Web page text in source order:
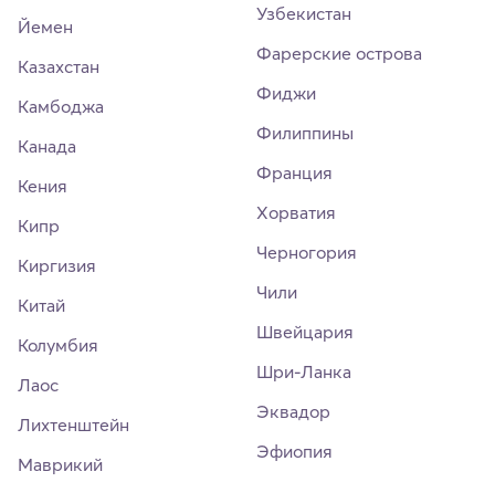
Йемен
Казахстан
Камбоджа
Канада
Кения
Кипр
Киргизия
Китай
Колумбия
Лаос
Лихтенштейн
Маврикий
Узбекистан
Фарерские острова
Фиджи
Филиппины
Франция
Хорватия
Черногория
Чили
Швейцария
Шри-Ланка
Эквадор
Эфиопия